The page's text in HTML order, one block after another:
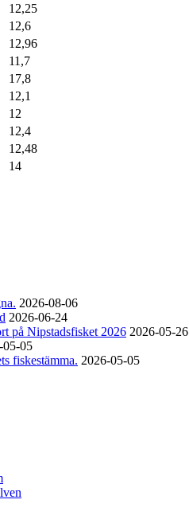
12,25
12,6
12,96
11,7
17,8
12,1
12
12,4
12,48
14
2026-08-06
2026-06-24
på Nipstadsfisket 2026 2026-05-26
05-05
fiskestämma. 2026-05-05